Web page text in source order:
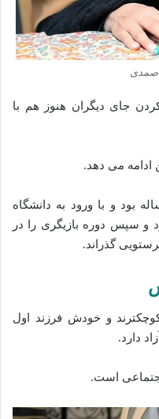
صمدی
جای دیگران هنوز هم با
ادامه می دهد.
صمدی در سال 1379 که 22 ساله بود و با ورود به دانشگاه
و سپس دوره بازیگری را در
گذراند.
از او کوچکترند و خودش فرزند اول
دارد.
اجتماعی است.